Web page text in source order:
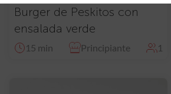
Burger de Peskitos con
ensalada verde
15 min Principiante 1